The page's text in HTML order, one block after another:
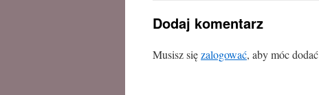
Dodaj komentarz
Musisz sięzalogować, aby móc